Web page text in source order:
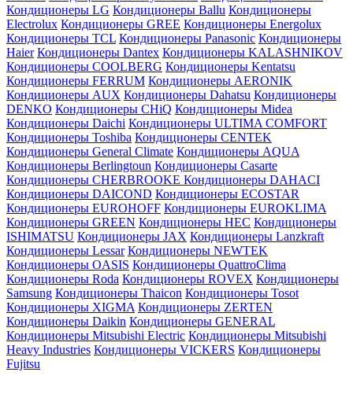
Кондиционеры LG Кондиционеры Ballu Кондиционеры
Electrolux Кондиционеры GREE Кондиционеры Energolux
Кондиционеры TCL Кондиционеры Panasonic Кондиционеры
Haier Кондиционеры Dantex Кондиционеры KALASHNIKOV
Кондиционеры СOOLBERG Кондиционеры Kentatsu
Кондиционеры FERRUM Кондиционеры AERONIK
Кондиционеры AUX Кондиционеры Dahatsu Кондиционеры
DENKO Кондиционеры CHiQ Кондиционеры Midea
Кондиционеры Daichi Кондиционеры ULTIMA COMFORT
Кондиционеры Toshiba Кондиционеры CENTEK
Кондиционеры General Climate Кондиционеры AQUA
Кондиционеры Berlingtoun Кондиционеры Casarte
Кондиционеры CHERBROOKE Кондиционеры DAHACI
Кондиционеры DAICOND Кондиционеры ECOSTAR
Кондиционеры EUROHOFF Кондиционеры EUROKLIMA
Кондиционеры GREEN Кондиционеры HEC Кондиционеры
ISHIMATSU Кондиционеры JAX Кондиционеры Lanzkraft
Кондиционеры Lessar Кондиционеры NEWTEK
Кондиционеры OASIS Кондиционеры QuattroClima
Кондиционеры Roda Кондиционеры ROVEX Кондиционеры
Samsung Кондиционеры Thaicon Кондиционеры Tosot
Кондиционеры XIGMA Кондиционеры ZERTEN
Кондиционеры Daikin Кондиционеры GENERAL
Кондиционеры Mitsubishi Electric Кондиционеры Mitsubishi
Heavy Industries Кондиционеры VICKERS Кондиционеры
Fujitsu